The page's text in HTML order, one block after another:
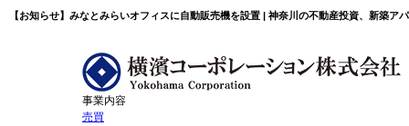
【お知らせ】みなとみらいオフィスに自動販売機を設置 | 神奈川の不動産投資、新築ア
事業内容
売買